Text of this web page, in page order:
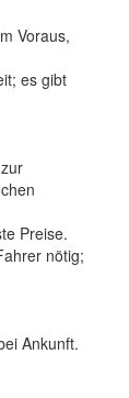
Voraus,
es gibt
Preise.
nötig;
Ankunft.